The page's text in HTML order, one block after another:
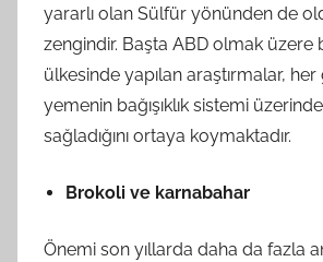
yararlı olan Sülfür yönünden de
zengindir. Başta ABD olmak üzere
ülkesinde yapılan araştırmalar, her
yemenin bağışıklık sistemi
sağladığını ortaya koymaktadır.
Brokoli ve karnabahar
Önemi son yıllarda daha da fazla